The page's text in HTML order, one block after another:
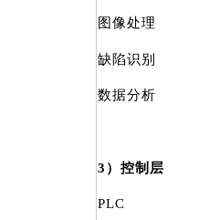
图像处理
缺陷识别
数据分析
3）控制层
PLC